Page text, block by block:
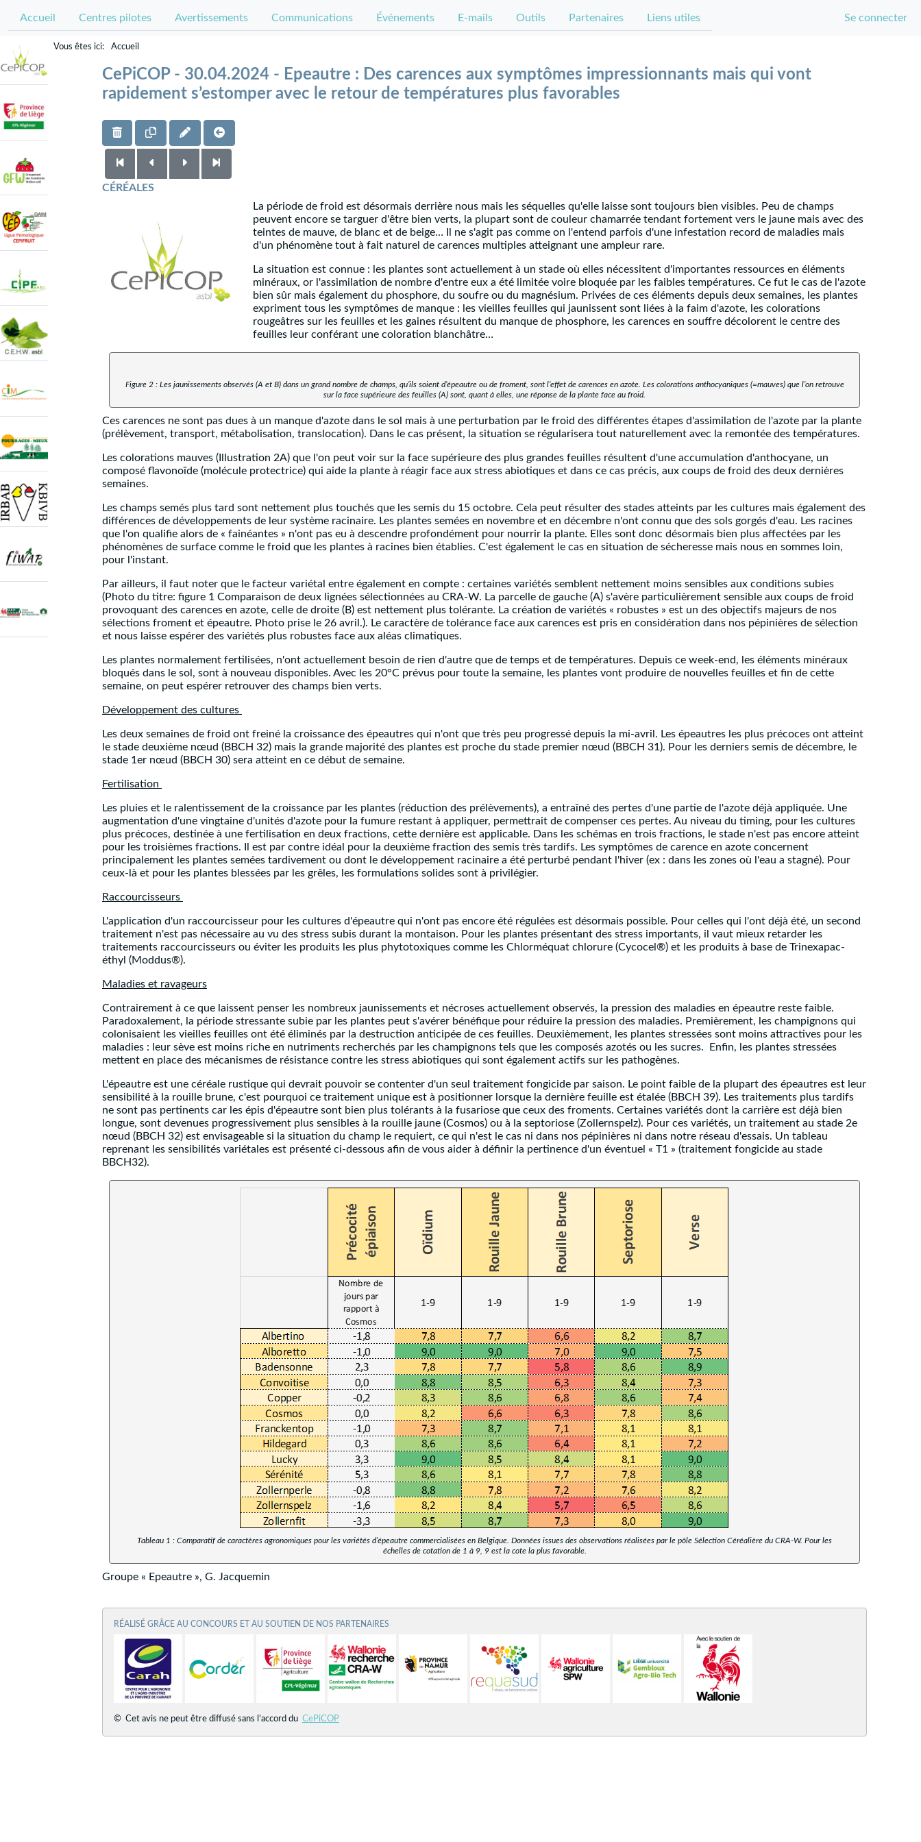
Accueil Centres pilotes Avertissements Communications Événements E-mails Outils Partenaires Liens utiles Se connecter
Accueil
CePiCOP - 30.04.2024 - Epeautre : Des carences aux symptômes impressionnants mais qui vont
rapidement s’estomper avec le retour de températures plus favorables
CÉRÉALES
La période de froid est désormais derrière nous mais les séquelles qu'elle laisse sont toujours bien visibles. Peu de champs
peuvent encore se targuer d'être bien verts, la plupart sont de couleur chamarrée tendant fortement vers le jaune mais avec des
teintes de mauve, de blanc et de beige… Il ne s'agit pas comme on l'entend parfois d'une infestation record de maladies mais
d'un phénomène tout à fait naturel de carences multiples atteignant une ampleur rare.
La situation est connue : les plantes sont actuellement à un stade où elles nécessitent d'importantes ressources en éléments
minéraux, or l'assimilation de nombre d'entre eux a été limitée voire bloquée par les faibles températures. Ce fut le cas de l'azote
bien sûr mais également du phosphore, du soufre ou du magnésium. Privées de ces éléments depuis deux semaines, les plantes
expriment tous les symptômes de manque : les vieilles feuilles qui jaunissent sont liées à la faim d'azote, les colorations
rougeâtres sur les feuilles et les gaines résultent du manque de phosphore, les carences en souffre décolorent le centre des
feuilles leur conférant une coloration blanchâtre…
Figure 2 : Les jaunissements observés (A et B) dans un grand nombre de champs, qu’ils soient d’épeautre ou de froment, sont l’effet de carences en azote. Les colorations anthocyaniques (=mauves) que l’on retrouve
sur la face supérieure des feuilles (A) sont, quant à elles, une réponse de la plante face au froid.
Ces carences ne sont pas dues à un manque d'azote dans le sol mais à une perturbation par le froid des différentes étapes d'assimilation de l'azote par la plante
(prélèvement, transport, métabolisation, translocation). Dans le cas présent, la situation se régularisera tout naturellement avec la remontée des températures.
Les colorations mauves (Illustration 2A) que l'on peut voir sur la face supérieure des plus grandes feuilles résultent d'une accumulation d'anthocyane, un
composé flavonoïde (molécule protectrice) qui aide la plante à réagir face aux stress abiotiques et dans ce cas précis, aux coups de froid des deux dernières
semaines.
Les champs semés plus tard sont nettement plus touchés que les semis du 15 octobre. Cela peut résulter des stades atteints par les cultures mais également des
différences de développements de leur système racinaire. Les plantes semées en novembre et en décembre n'ont connu que des sols gorgés d'eau. Les racines
que l'on qualifie alors de « fainéantes » n'ont pas eu à descendre profondément pour nourrir la plante. Elles sont donc désormais bien plus affectées par les
phénomènes de surface comme le froid que les plantes à racines bien établies. C'est également le cas en situation de sécheresse mais nous en sommes loin,
pour l'instant.
Par ailleurs, il faut noter que le facteur variétal entre également en compte : certaines variétés semblent nettement moins sensibles aux conditions subies
(Photo du titre: figure 1 Comparaison de deux lignées sélectionnées au CRA-W. La parcelle de gauche (A) s'avère particulièrement sensible aux coups de froid
provoquant des carences en azote, celle de droite (B) est nettement plus tolérante. La création de variétés « robustes » est un des objectifs majeurs de nos
sélections froment et épeautre. Photo prise le 26 avril.). Le caractère de tolérance face aux carences est pris en considération dans nos pépinières de sélection
et nous laisse espérer des variétés plus robustes face aux aléas climatiques.
Les plantes normalement fertilisées, n'ont actuellement besoin de rien d'autre que de temps et de températures. Depuis ce week-end, les éléments minéraux
bloqués dans le sol, sont à nouveau disponibles. Avec les 20°C prévus pour toute la semaine, les plantes vont produire de nouvelles feuilles et fin de cette
semaine, on peut espérer retrouver des champs bien verts.
Développement des cultures
Les deux semaines de froid ont freiné la croissance des épeautres qui n'ont que très peu progressé depuis la mi-avril. Les épeautres les plus précoces ont atteint
le stade deuxième nœud (BBCH 32) mais la grande majorité des plantes est proche du stade premier nœud (BBCH 31). Pour les derniers semis de décembre, le
stade 1er nœud (BBCH 30) sera atteint en ce début de semaine.
Fertilisation
Les pluies et le ralentissement de la croissance par les plantes (réduction des prélèvements), a entraîné des pertes d'une partie de l'azote déjà appliquée. Une
augmentation d'une vingtaine d'unités d'azote pour la fumure restant à appliquer, permettrait de compenser ces pertes. Au niveau du timing, pour les cultures
plus précoces, destinée à une fertilisation en deux fractions, cette dernière est applicable. Dans les schémas en trois fractions, le stade n'est pas encore atteint
pour les troisièmes fractions. Il est par contre idéal pour la deuxième fraction des semis très tardifs. Les symptômes de carence en azote concernent
principalement les plantes semées tardivement ou dont le développement racinaire a été perturbé pendant l'hiver (ex : dans les zones où l'eau a stagné). Pour
ceux-là et pour les plantes blessées par les grêles, les formulations solides sont à privilégier.
Raccourcisseurs
L'application d'un raccourcisseur pour les cultures d'épeautre qui n'ont pas encore été régulées est désormais possible. Pour celles qui l'ont déjà été, un second
traitement n'est pas nécessaire au vu des stress subis durant la montaison. Pour les plantes présentant des stress importants, il vaut mieux retarder les
traitements raccourcisseurs ou éviter les produits les plus phytotoxiques comme les Chlorméquat chlorure (Cycocel®) et les produits à base de Trinexapac-
éthyl (Moddus®).
Maladies et ravageurs
Contrairement à ce que laissent penser les nombreux jaunissements et nécroses actuellement observés, la pression des maladies en épeautre reste faible.
Paradoxalement, la période stressante subie par les plantes peut s'avérer bénéfique pour réduire la pression des maladies. Premièrement, les champignons qui
colonisaient les vieilles feuilles ont été éliminés par la destruction anticipée de ces feuilles. Deuxièmement, les plantes stressées sont moins attractives pour les
maladies : leur sève est moins riche en nutriments recherchés par les champignons tels que les composés azotés ou les sucres. Enfin, les plantes stressées
mettent en place des mécanismes de résistance contre les stress abiotiques qui sont également actifs sur les pathogènes.
L'épeautre est une céréale rustique qui devrait pouvoir se contenter d'un seul traitement fongicide par saison. Le point faible de la plupart des épeautres est leur
sensibilité à la rouille brune, c'est pourquoi ce traitement unique est à positionner lorsque la dernière feuille est étalée (BBCH 39). Les traitements plus tardifs
ne sont pas pertinents car les épis d'épeautre sont bien plus tolérants à la fusariose que ceux des froments. Certaines variétés dont la carrière est déjà bien
longue, sont devenues progressivement plus sensibles à la rouille jaune (Cosmos) ou à la septoriose (Zollernspelz). Pour ces variétés, un traitement au stade 2e
nœud (BBCH 32) est envisageable si la situation du champ le requiert, ce qui n'est le cas ni dans nos pépinières ni dans notre réseau d'essais. Un tableau
reprenant les sensibilités variétales est présenté ci-dessous afin de vous aider à définir la pertinence d'un éventuel « T1 » (traitement fongicide au stade
BBCH32).
Tableau 1 : Comparatif de caractères agronomiques pour les variétés d’épeautre commercialisées en Belgique. Données issues des observations réalisées par le pôle Sélection Céréalière du CRA-W. Pour les
échelles de cotation de 1 à 9, 9 est la cote la plus favorable.
Groupe « Epeautre », G. Jacquemin
RÉALISÉ GRÂCE AU CONCOURS ET AU SOUTIEN DE NOS PARTENAIRES
© Cet avis ne peut être diffusé sans l’accord du CePiCOP